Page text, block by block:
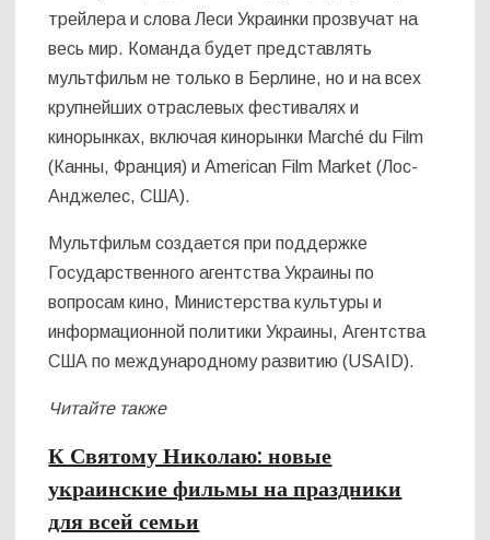
трейлера и слова Леси Украинки прозвучат на
весь мир. Команда будет представлять
мультфильм не только в Берлине, но и на всех
крупнейших отраслевых фестивалях и
кинорынках, включая кинорынки Marché du Film
(Канны, Франция) и American Film Market (Лос-
Анджелес, США).
Мультфильм создается при поддержке
Государственного агентства Украины по
вопросам кино, Министерства культуры и
информационной политики Украины, Агентства
США по международному развитию (USAID).
Читайте также
К Святому Николаю: новые
украинские фильмы на праздники
для всей семьи